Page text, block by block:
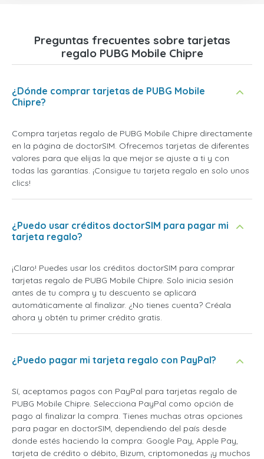
Preguntas frecuentes sobre tarjetas
regalo PUBG Mobile Chipre
¿Dónde comprar tarjetas de PUBG Mobile
Chipre?
Compra tarjetas regalo de PUBG Mobile Chipre directamente
en la página de doctorSIM. Ofrecemos tarjetas de diferentes
valores para que elijas la que mejor se ajuste a ti y con
todas las garantías. ¡Consigue tu tarjeta regalo en solo unos
clics!
¿Puedo usar créditos doctorSIM para pagar mi
tarjeta regalo?
¡Claro! Puedes usar los créditos doctorSIM para comprar
tarjetas regalo de PUBG Mobile Chipre. Solo inicia sesión
antes de tu compra y tu descuento se aplicará
automáticamente al finalizar. ¿No tienes cuenta? Créala
ahora y obtén tu primer crédito gratis.
¿Puedo pagar mi tarjeta regalo con PayPal?
Sí, aceptamos pagos con PayPal para tarjetas regalo de
PUBG Mobile Chipre. Selecciona PayPal como opción de
pago al finalizar la compra. Tienes muchas otras opciones
para pagar en doctorSIM, dependiendo del país desde
donde estés haciendo la compra: Google Pay, Apple Pay,
tarjeta de crédito o débito, Bizum, criptomonedas ¡y muchos